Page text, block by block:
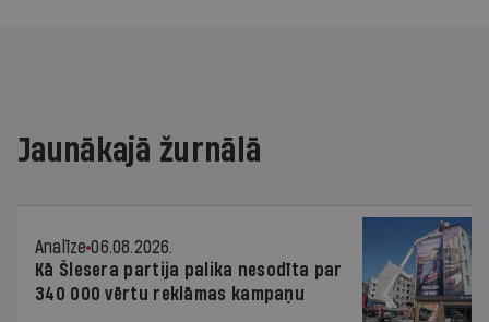
Jaunākajā žurnālā
Analīze 06.08.2026.
Kā Šlesera partija palika nesodīta par
340 000 vērtu reklāmas kampaņu